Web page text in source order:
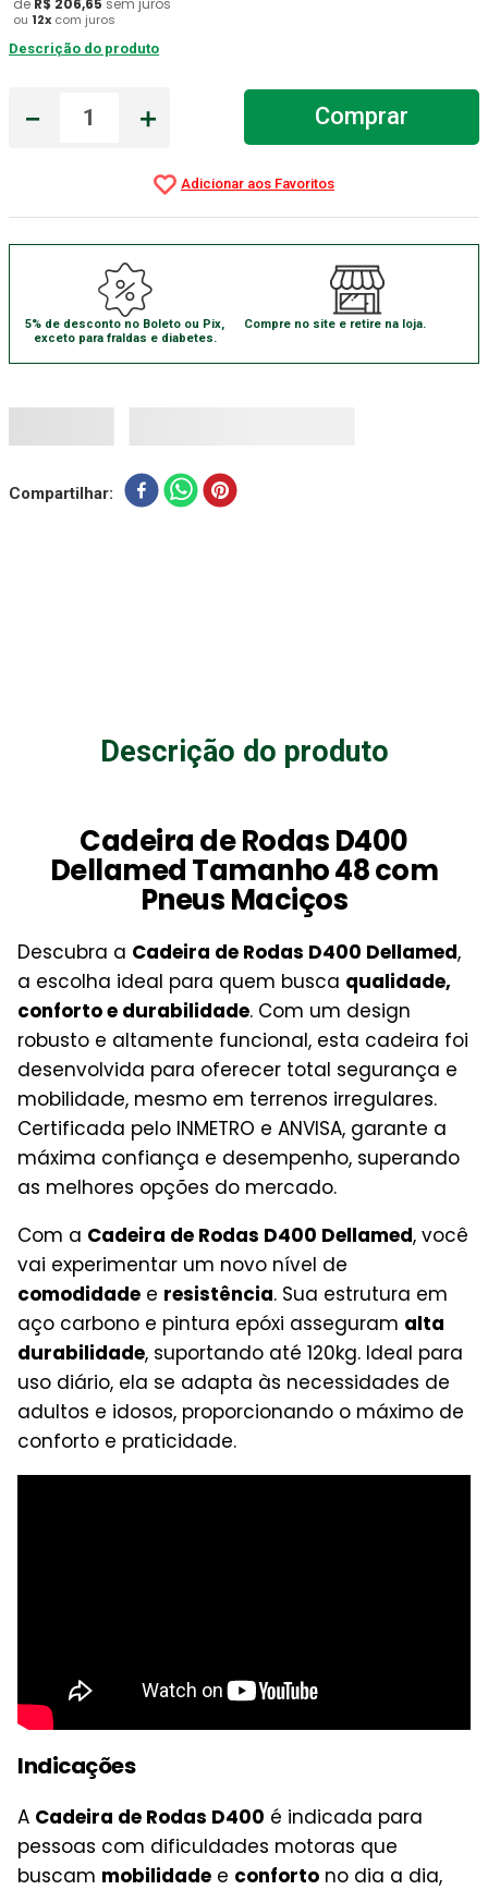
de R$ 206,65 sem juros
ou 12x com juros
Descrição do produto
＋
－ Comprar
5% de desconto no Boleto ou Pix,
exceto para fraldas e diabetes.
Compre no site e retire na loja.
Compartilhar
Descrição do produto
Cadeira de Rodas D400
Dellamed Tamanho 48 com
Pneus Maciços
Descubra a Cadeira de Rodas D400 Dellamed,
a escolha ideal para quem busca qualidade,
conforto e durabilidade. Com um design
robusto e altamente funcional, esta cadeira foi
desenvolvida para oferecer total segurança e
mobilidade, mesmo em terrenos irregulares.
Certificada pelo INMETRO e ANVISA, garante a
máxima confiança e desempenho, superando
as melhores opções do mercado.
Com a Cadeira de Rodas D400 Dellamed, você
vai experimentar um novo nível de
comodidade e resistência. Sua estrutura em
aço carbono e pintura epóxi asseguram alta
durabilidade, suportando até 120kg. Ideal para
uso diário, ela se adapta às necessidades de
adultos e idosos, proporcionando o máximo de
conforto e praticidade.
Indicações
A Cadeira de Rodas D400 é indicada para
pessoas com dificuldades motoras que
buscam mobilidade e conforto no dia a dia,
Aparelho Pressão
Curativo